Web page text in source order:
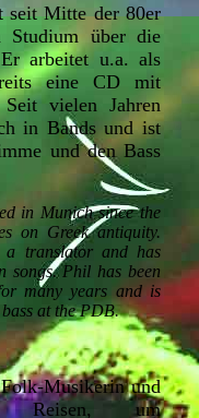
seit Mitte der 80er
Studium über die
arbeitet u.a. als
eine CD mit
vielen Jahren
in Bands und ist
und den Bass
in Munich since the
on Greek antiquity.
translator and has
songs. Phil has been
many years and is
at the PDB.
Musikerin und
Reisen, um